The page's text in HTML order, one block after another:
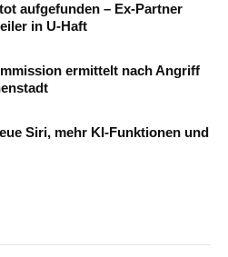
aufgefunden – Ex-Partner
in U-Haft
ermittelt nach Angriff
Siri, mehr KI-Funktionen und